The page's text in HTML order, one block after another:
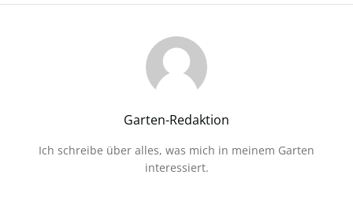
Garten-Redaktion
Ich schreibe über alles, was mich in meinem Garten
interessiert.